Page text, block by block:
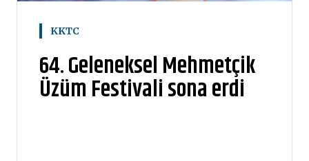
KKTC
64. Geleneksel Mehmetçik
Üzüm Festivali sona erdi